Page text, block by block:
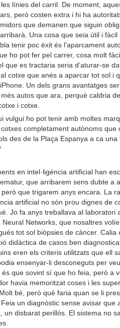
línies del carril. De moment,
però costen extra i hi ha
que demanen que siguin
Una cosa que seia útil i fàcil
tenir poc èxit és l’aparcament
ho pot fer pel carrer, cosa molt
que es tractaria seria d’aturar-se
cotxe que anés a aparcar tot sol i
Un dels grans avantatges
autos que ara, perquè caldria
i cotxe.
vulgui ho pot tenir amb moltes
completament autònoms que
des de la Plaça Espanya a ca una
en intel·ligència artificial han
que arribarem sens dubte a
que trigarem anys encara. La
artificial no són prou dignes de
Jo fa anys treballava al laboratori
Networks, que nosaltres
tot sol biòpsies de càncer. Calia
didàctica de casos ben
eren els criteris utilitzats que ell
ensenyar-li desconeguts per
que sovint sí que ho feia, però a
havia memoritzat coses i les
bé, però què faria quan se li
un diagnòstic sense avisar que
un disbarat perillós. El sistema no